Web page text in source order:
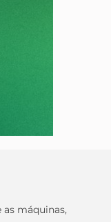
máquinas,